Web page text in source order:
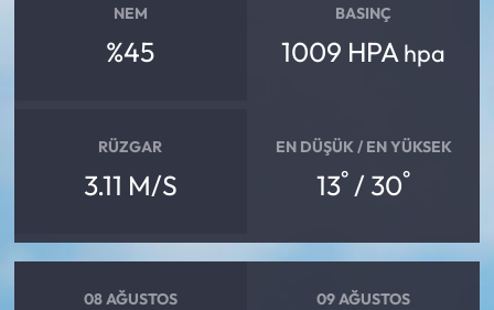
NEM
%45
BASINÇ
1009 HPA hpa
RÜZGAR
3.11 M/S
EN DÜŞÜK / EN YÜKSEK
13° / 30°
08 AĞUSTOS 09 AĞUSTOS